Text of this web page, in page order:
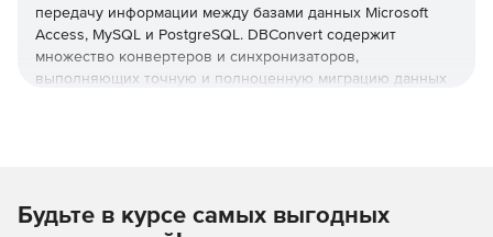
передачу информации между базами данных Microsoft
Access, MySQL и PostgreSQL. DBConvert содержит
множество конвертеров и синхронизаторов,
выполняющих точную и полноценную миграцию данных
миграции предназначены для конвертации базы данных
из одного формата в другой и для синхронизации данных
Будьте в курсе самых выгодных